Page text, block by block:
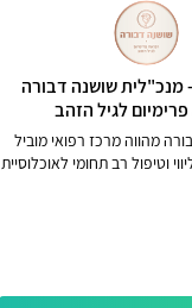
מנכ"לית שושנה דבורה
לגיל הזהב
מהווה מרכז רפואי מוביל
וטיפול רב תחומי לאוכלוסיית